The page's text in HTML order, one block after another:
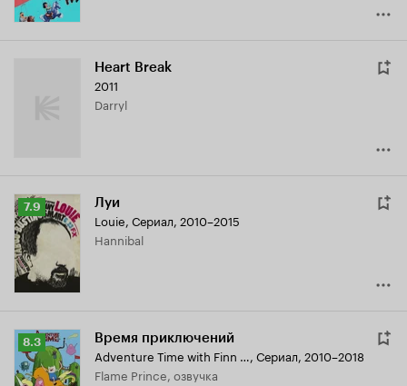
Heart Break
2011
Darryl
Рейтинг
Кинопоиска
7.9
7.9 Луи
Louie, Сериал, 2010–2015
Hannibal
Рейтинг
Кинопоиска
8.3
8.3 Время приключений
Adventure Time with Finn & Jake, Сериал, 2010–2018
Flame Prince, озвучка